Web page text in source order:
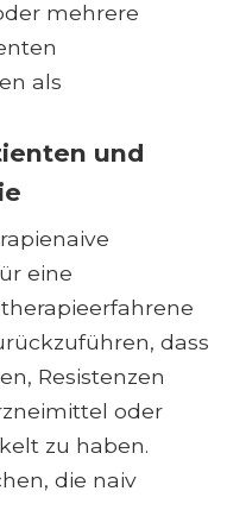
mehrere
als
und
eine
dass
Resistenzen
oder
zu haben.
die naiv